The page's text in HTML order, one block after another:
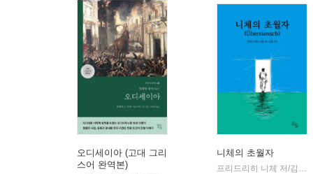
오디세이아 (고대 그리
스어 완역본)
니체의 초월자